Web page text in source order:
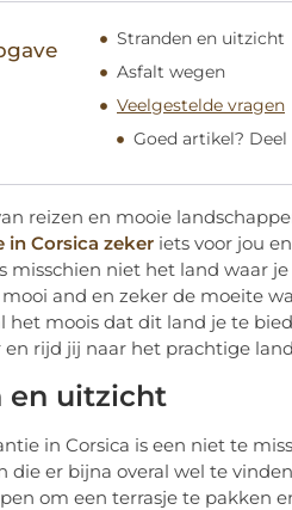
Stranden en uitzicht
Asfalt wegen
Veelgestelde vragen
Goed artikel?
reizen en mooie
Corsica zeker iets voor jou
misschien niet het land waar
mooi and en zeker de moeite
het moois dat dit land je te
rijd jij naar het prachtige
en uitzicht
in Corsica is een niet te
die er bijna overal wel te
om een terrasje te pakken